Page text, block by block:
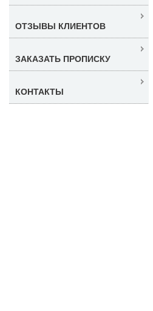
ОТЗЫВЫ КЛИЕНТОВ
ЗАКАЗАТЬ ПРОПИСКУ
КОНТАКТЫ